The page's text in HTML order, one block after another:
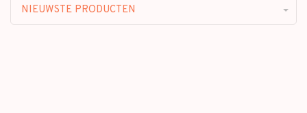
NIEUWSTE PRODUCTEN